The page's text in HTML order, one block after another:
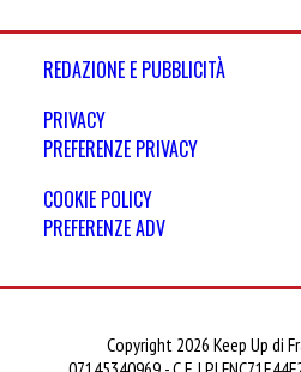
REDAZIONE E PUBBLICITÀ
PRIVACY
PREFERENZE PRIVACY
COOKIE POLICY
PREFERENZE ADV
Copyright 2026 Keep Up di